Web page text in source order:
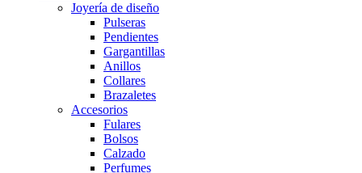
Joyería de diseño
Pulseras
Pendientes
Gargantillas
Anillos
Collares
Brazaletes
Accesorios
Fulares
Bolsos
Calzado
Perfumes